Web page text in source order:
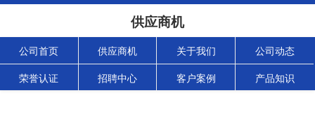
供应商机
公司首页 供应商机 关于我们 公司动态
荣誉认证 招聘中心 客户案例 产品知识